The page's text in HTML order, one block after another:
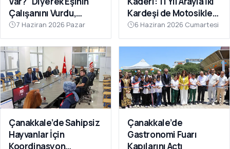
Çalışanını Vurdu,
Çanakkale'de
Yakalandı
7 Haziran 2026 Pazar
Kardeşi de Motosiklet
Kazasında Kaybettiler
6 Haziran 2026 Cumartesi
Çanakkale’de Sahipsiz
Hayvanlar İçin
Koordinasyon
Çanakkale’de
Gastronomi Fuarı
Kapılarını Açtı